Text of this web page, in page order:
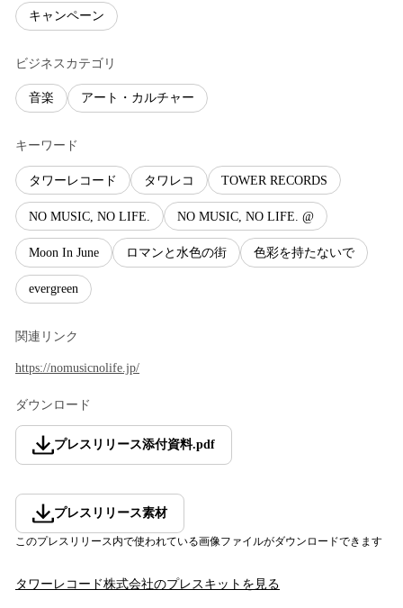
キャンペーン
ビジネスカテゴリ
音楽 アート・カルチャー
キーワード
タワーレコード タワレコ TOWER RECORDS
NO MUSIC, NO LIFE. NO MUSIC, NO LIFE. @
Moon In June ロマンと水色の街 色彩を持たないで
evergreen
関連リンク
https://nomusicnolife.jp/
ダウンロード
プレスリリース添付資料.pdf
プレスリリース素材
このプレスリリース内で使われている画像ファイルがダウンロードできます
タワーレコード株式会社のプレスキットを見る